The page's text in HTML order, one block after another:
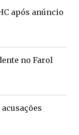
após anúncio
no Farol